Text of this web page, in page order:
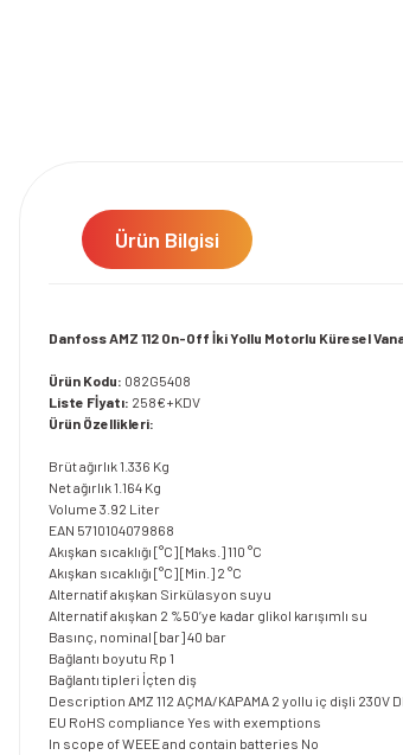
Ürün Bilgisi
Danfoss AMZ 112 On-Off İki Yollu Motorlu Küresel
Ürün Kodu: 082G5408
Liste Fİyatı: 258€+KDV
Ürün Özellikleri:
Brüt ağırlık1.336 Kg
Net ağırlık1.164 Kg
Volume 3.92 Liter
EAN 5710104079868
Akışkan sıcaklığı [°C] [Maks.]110 °C
Akışkan sıcaklığı [°C] [Min.] 2 °C
Alternatif akışkan Sirkülasyon suyu
Alternatif akışkan 2 %50’ye kadar glikol karışımlı su
Basınç, nominal [bar]40 bar
Bağlantı boyutu Rp 1
Bağlantı tipleri İçten diş
Description AMZ 112 AÇMA/KAPAMA 2 yollu iç dişli 230V
EU RoHS compliance Yes with exemptions
In scope of WEEE and contain batteries No